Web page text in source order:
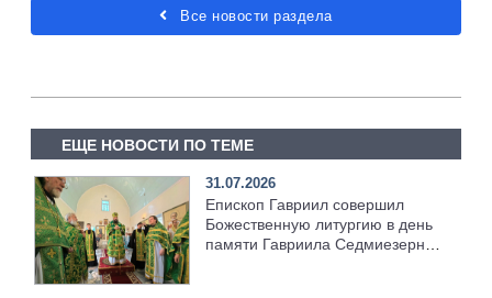
Все новости раздела
ЕЩЕ НОВОСТИ ПО ТЕМЕ
31.07.2026
Епископ Гавриил совершил
Божественную литургию в день
памяти Гавриила Седмиезерного